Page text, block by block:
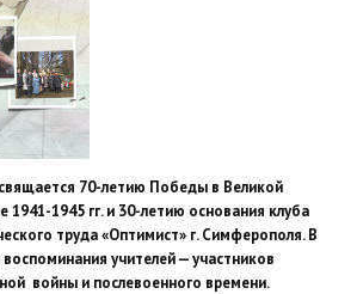
70-летию Победы в Великой
1941-1945 гг. и 30-летию основания клуба
труда «Оптимист» г. Симферополя. В
учителей — участников
войны и послевоенного времени.